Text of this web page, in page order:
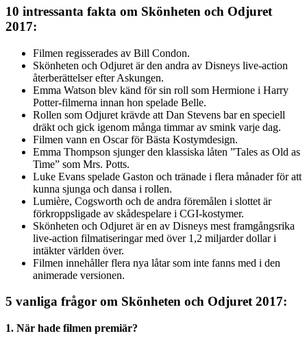
10 intressanta fakta om Skönheten och Odjuret
2017:
Filmen regisserades av Bill Condon.
Skönheten och Odjuret är den andra av Disneys live-action
återberättelser efter Askungen.
Emma Watson blev känd för sin roll som Hermione i Harry
Potter-filmerna innan hon spelade Belle.
Rollen som Odjuret krävde att Dan Stevens bar en speciell
dräkt och gick igenom många timmar av smink varje dag.
Filmen vann en Oscar för Bästa Kostymdesign.
Emma Thompson sjunger den klassiska låten ”Tales as Old as
Time” som Mrs. Potts.
Luke Evans spelade Gaston och tränade i flera månader för att
kunna sjunga och dansa i rollen.
Lumière, Cogsworth och de andra föremålen i slottet är
förkroppsligade av skådespelare i CGI-kostymer.
Skönheten och Odjuret är en av Disneys mest framgångsrika
live-action filmatiseringar med över 1,2 miljarder dollar i
intäkter världen över.
Filmen innehåller flera nya låtar som inte fanns med i den
animerade versionen.
5 vanliga frågor om Skönheten och Odjuret 2017:
1. När hade filmen premiär?